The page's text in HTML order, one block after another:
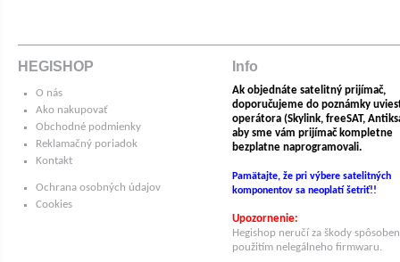
HEGISHOP
O nás
Ako nakupovať
Obchodné podmienky
Reklamačný poriadok
Kontakt
Ochrana osobných údajov
Cookies
Info
Ak objednáte satelitný prijímač,
doporučujeme do poznámky
operátora (Skylink, freeSAT,
aby sme vám prijímač kompletne
bezplatne naprogramovali.
Pamätajte, že pri výbere satelitných
komponentov sa neoplatí šetriť!!
Upozornenie:
Hegishop neručí za škody
použitím nelegálneho firmwaru.